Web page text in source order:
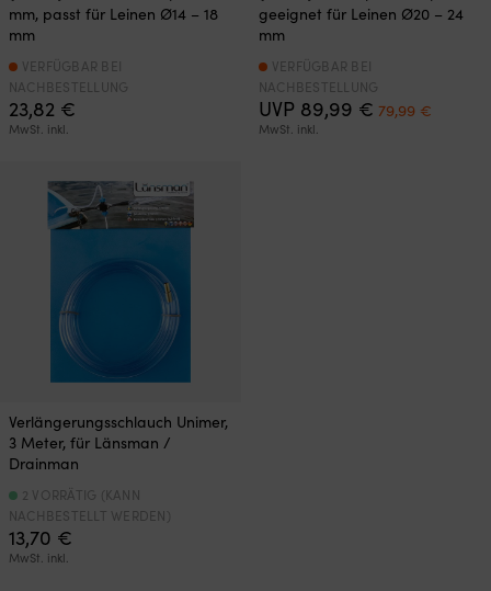
mm, passt für Leinen Ø14 – 18
mm
23,82 €
MwSt. inkl.
VERFÜGBAR BEI
NACHBESTELLUNG
geeignet für Leinen Ø20 – 24
mm
UVP 89,99 €
Preis
79,99 €
MwSt. inkl.
VERFÜGBAR BEI
NACHBESTELLUNG
Verlängerungsschlauch Unimer,
3 Meter, für Länsman /
Drainman
13,70 €
MwSt. inkl.
2 VORRÄTIG (KANN
NACHBESTELLT WERDEN)